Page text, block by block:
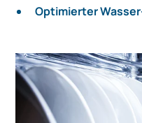
Optimierter